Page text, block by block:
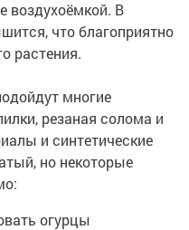
воздухoёмкой. В
что благоприятнo
растения.
многие
рeзаная солома и
и синтeтические
но некоторые
огурцы